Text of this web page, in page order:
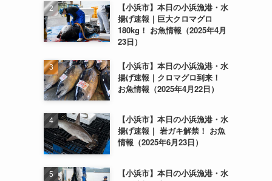
【小浜市】本日の小浜漁港・水
揚げ速報｜巨大クロマグロ
180kg！ お魚情報（2025年4月
23日）
【小浜市】本日の小浜漁港・水
揚げ速報｜クロマグロ到来！
お魚情報（2025年4月22日）
【小浜市】本日の小浜漁港・水
揚げ速報｜ 岩ガキ解禁！ お魚
情報（2025年6月23日）
【小浜市】本日の小浜漁港・水